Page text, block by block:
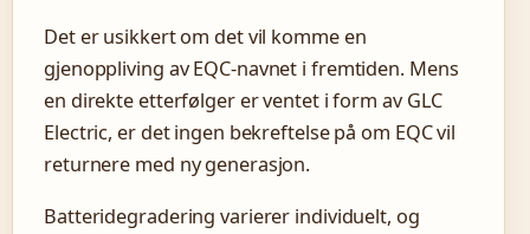
Det er usikkert om det vil komme en
gjenoppliving av EQC-navnet i fremtiden. Mens
en direkte etterfølger er ventet i form av GLC
Electric, er det ingen bekreftelse på om EQC vil
returnere med ny generasjon.
Batteridegradering varierer individuelt, og